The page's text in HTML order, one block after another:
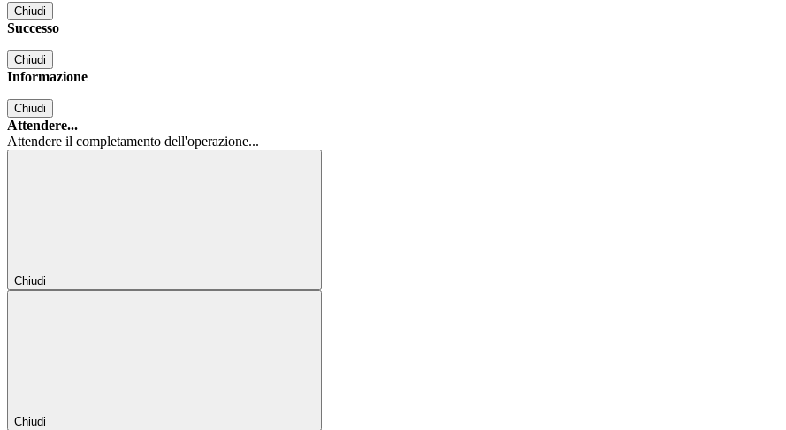
Chiudi
Successo
Chiudi
Informazione
Chiudi
Attendere...
Attendere il completamento dell'operazione...
Chiudi
Chiudi